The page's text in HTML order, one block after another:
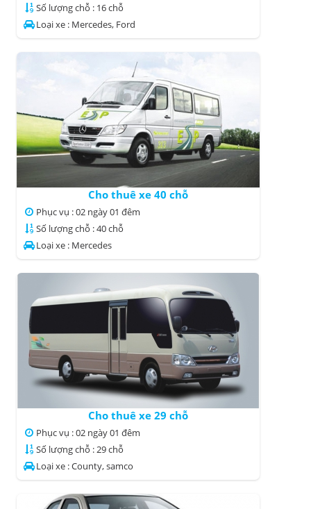
Số lượng chỗ : 16 chỗ
Loại xe : Mercedes, Ford
Cho thuê xe 40 chỗ
Phục vụ : 02 ngày 01 đêm
Số lượng chỗ : 40 chỗ
Loại xe : Mercedes
Cho thuê xe 29 chỗ
Phục vụ : 02 ngày 01 đêm
Số lượng chỗ : 29 chỗ
Loại xe : County, samco